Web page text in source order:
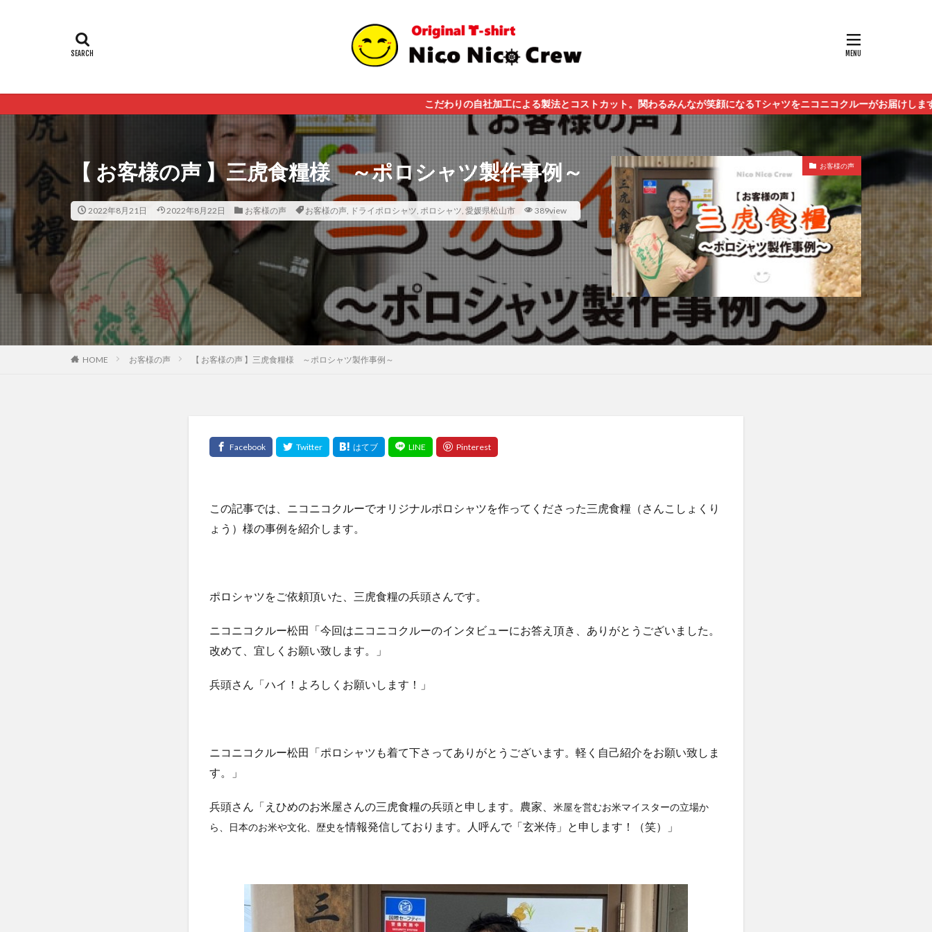
こだわりの自社加工による製法とコストカット。関わるみんなが笑顔になるTシャツをニコニコクルーがお届けします。
【 お客様の声 】三虎食糧様 ～ポロシャツ製作事例～
2022年8月21日 2022年8月22日 お客様の声 お客様の声, ドライポロシャツ, ポロシャツ, 愛媛県松山市 389view
お客様の声
HOME お客様の声 【 お客様の声 】三虎食糧様 ～ポロシャツ製作事例～
この記事では、ニコニコクルーでオリジナルポロシャツを作ってくださった三虎食糧（さんこしょくり
ょう）様の事例を紹介します。
ポロシャツをご依頼頂いた、三虎食糧の兵頭さんです。
ニコニコクルー松田「今回はニコニコクルーのインタビューにお答え頂き、ありがとうございました。
改めて、宜しくお願い致します。」
兵頭さん「ハイ！よろしくお願いします！」
ニコニコクルー松田「ポロシャツも着て下さってありがとうございます。軽く自己紹介をお願い致しま
す。」
兵頭さん「えひめのお米屋さんの三虎食糧の兵頭と申します。農家、 米屋を営むお米マイスターの立場か
ら、日本のお米や文化、歴史を情報発信しております。人呼んで「玄米侍」と申します！（笑）」